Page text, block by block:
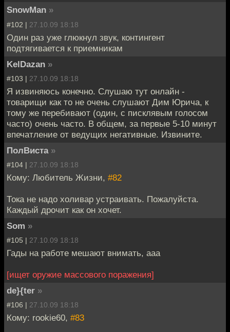
SnowMan »
#102 | 27.10.09 18:18
Один раз уже глюкнул звук, контингент
подтягивается к приемникам
KelDazan »
#103 | 27.10.09 18:18
Я извиняюсь конечно. Слушаю тут онлайн -
товарищи как то не очень слушают Дим Юрича, к
тому же перебивают (один, с писклявым голосом
часто) очень часто. В общем, за первые 5-10 минут
впечатление от ведущих негативные. Извините.
ПолВиста »
#104 | 27.10.09 18:18
Кому: Любитель Жизни, #82
Тока не надо холивар устраивать. Пожалуйста.
Каждый дрочит как он хочет.
Som »
#105 | 27.10.09 18:18
Гады на работе мешают внимать, ааа
[ищет оружие массового поражения]
de}{ter »
#106 | 27.10.09 18:18
Кому: rookie60, #83